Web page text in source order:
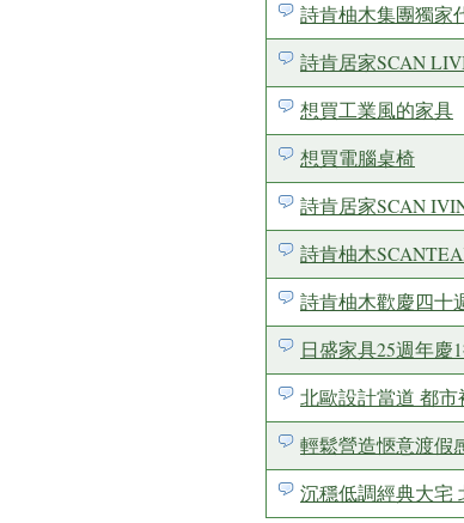
詩肯柚木集團獨家
詩肯居家SCAN
想買工業風的家具
想買電腦桌椅
詩肯居家SCAN
詩肯柚木
詩肯柚木歡慶四十
日盛家具25週年
北歐設計當道 都
輕鬆營造愜意渡假
沉穩低調經典大宅